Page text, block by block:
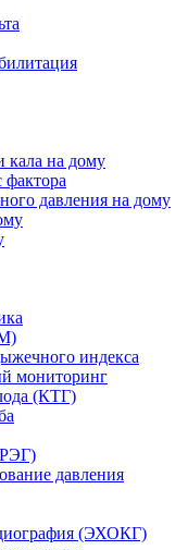
кала на дому
фактора
давления на дому
индекса
мониторинг
(КТГ)
давления
(ЭХОКГ)